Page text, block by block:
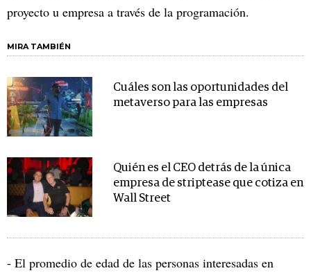
proyecto u empresa a través de la programación.
MIRA TAMBIÉN
Cuáles son las oportunidades del
metaverso para las empresas
Quién es el CEO detrás de la única
empresa de striptease que cotiza en
Wall Street
- El promedio de edad de las personas interesadas en